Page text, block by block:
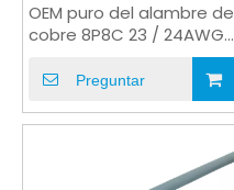
OEM puro del alambre de
cobre 8P8C 23 / 24AWG
del cable de Ethernet de
alta velocidad
Preguntar